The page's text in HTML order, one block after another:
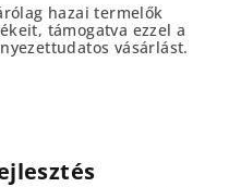
hazai termelők
támogatva ezzel a
vásárlást.